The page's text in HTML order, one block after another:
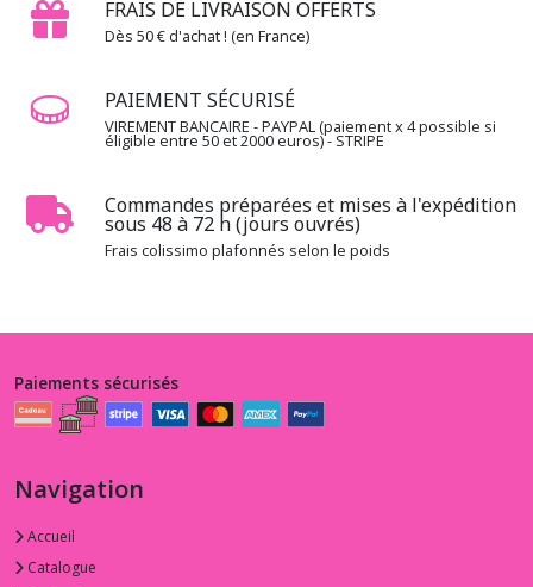
FRAIS DE LIVRAISON OFFERTS
Dès 50 € d'achat ! (en France)
PAIEMENT SÉCURISÉ
VIREMENT BANCAIRE - PAYPAL (paiement x 4 possible si
éligible entre 50 et 2000 euros) - STRIPE
Commandes préparées et mises à l'expédition
sous 48 à 72 h (jours ouvrés)
Frais colissimo plafonnés selon le poids
Paiements sécurisés
Navigation
Accueil
Catalogue